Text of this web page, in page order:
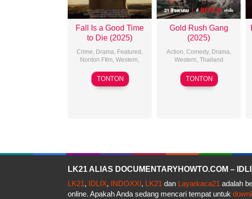
Fall Is a Good Time
to Die (2025)
Crime, Drama, Featured ,
Nonton FIlm, Western,
20
Jun
TONTON
Gold Rush Gang
(2025)
Action, Comedy, Drama,
Western, Thailand
2025-
08-
TONTON
LK21 ALIAS DOCUMENTARYHOWTO.COM –
LK21, IDLIX, INDOXXI, LK21 dan Layarkaca21 adalah
online. Apakah Anda sedang mencari tempat untuk